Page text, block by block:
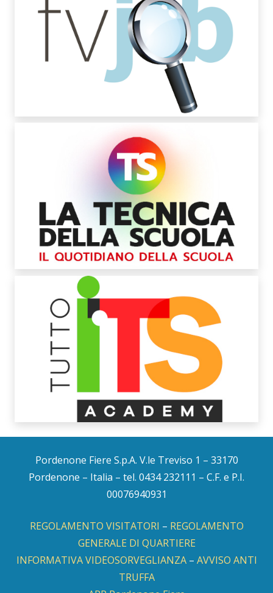
Pordenone Fiere S.p.A. V.le Treviso 1 – 33170
Pordenone – Italia – tel. 0434 232111 – C.F. e P.I.
00076940931
REGOLAMENTO VISITATORI – REGOLAMENTO
GENERALE DI QUARTIERE
INFORMATIVA VIDEOSORVEGLIANZA– AVVISO ANTI
TRUFFA